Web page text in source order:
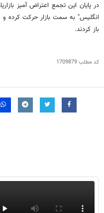
در پایان این تجمع اعتراض آمیز
انگلیس" به سمت بازار حرکت کرده و
باز کردند.
کد مطلب1709879